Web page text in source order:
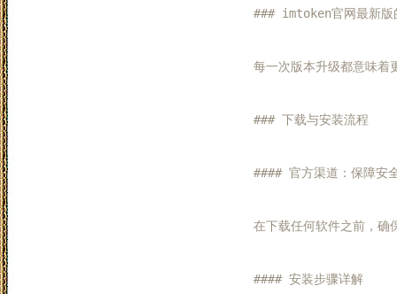
### imtoken官网最新版
每一次版本升级都意味着
### 下载与安装流程
#### 官方渠道：保障安
在下载任何软件之前，
#### 安装步骤详解